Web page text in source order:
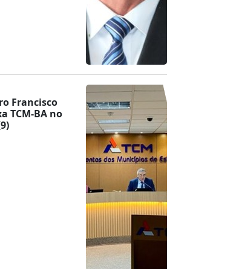
Francisco
TCM-BA no